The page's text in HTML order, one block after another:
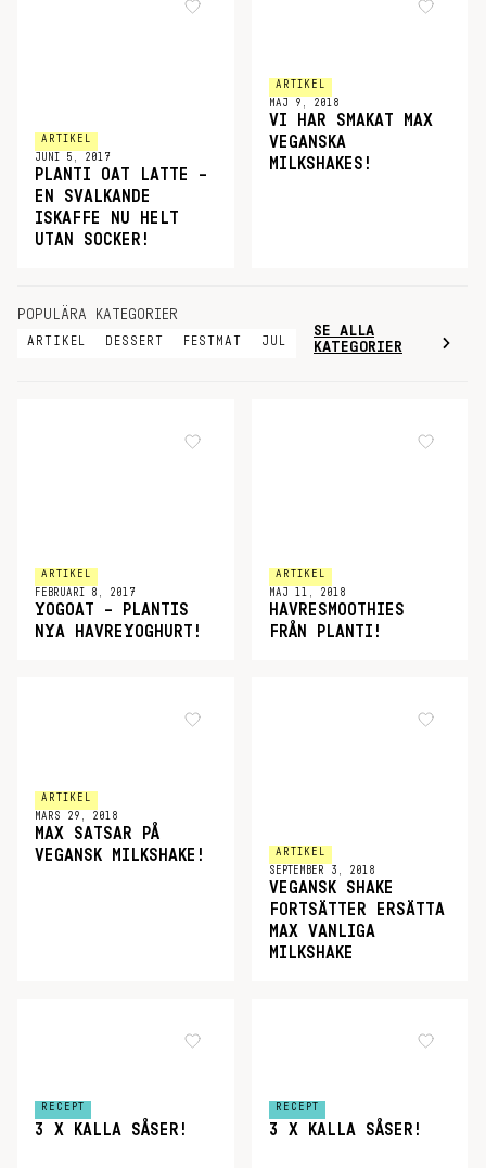
ARTIKEL
JUNI 5, 2017
PLANTI OAT LATTE –
EN SVALKANDE
ISKAFFE NU HELT
UTAN SOCKER!
ARTIKEL
MAJ 9, 2018
VI HAR SMAKAT MAX
VEGANSKA
MILKSHAKES!
POPULÄRA KATEGORIER
ARTIKEL DESSERT FESTMAT JUL
SE ALLA
KATEGORIER
ARTIKEL
FEBRUARI 8, 2017
YOGOAT – PLANTIS
NYA HAVREYOGHURT!
ARTIKEL
MAJ 11, 2018
HAVRESMOOTHIES
FRÅN PLANTI!
ARTIKEL
MARS 29, 2018
MAX SATSAR PÅ
VEGANSK MILKSHAKE!
ARTIKEL
SEPTEMBER 3, 2018
VEGANSK SHAKE
FORTSÄTTER ERSÄTTA
MAX VANLIGA
MILKSHAKE
RECEPT
3 X KALLA SÅSER!
RECEPT
3 X KALLA SÅSER!